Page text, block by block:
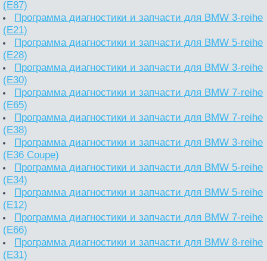
(E87)
Программа диагностики и запчасти для BMW 3-reihe
(E21)
Программа диагностики и запчасти для BMW 5-reihe
(E28)
Программа диагностики и запчасти для BMW 3-reihe
(E30)
Программа диагностики и запчасти для BMW 7-reihe
(E65)
Программа диагностики и запчасти для BMW 7-reihe
(E38)
Программа диагностики и запчасти для BMW 3-reihe
(E36 Coupe)
Программа диагностики и запчасти для BMW 5-reihe
(E34)
Программа диагностики и запчасти для BMW 5-reihe
(E12)
Программа диагностики и запчасти для BMW 7-reihe
(E66)
Программа диагностики и запчасти для BMW 8-reihe
(E31)